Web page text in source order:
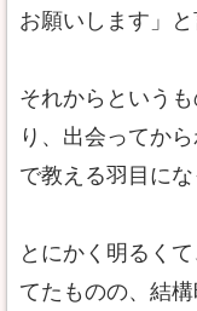
お願いします」と
それからという
り、出会ってか
で教える羽目に
とにかく明るく
てたものの、結